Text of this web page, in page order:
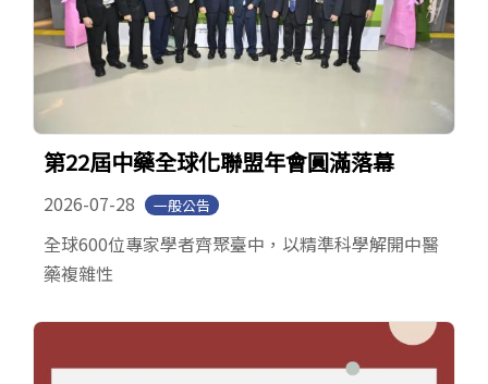
第22屆中藥全球化聯盟年會圓滿落幕
2026-07-28 一般公告
全球600位專家學者齊聚臺中，以精準科學解開中醫
藥複雜性